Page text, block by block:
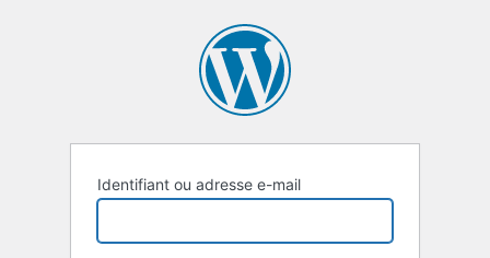
Identifiant ou adresse e-mail